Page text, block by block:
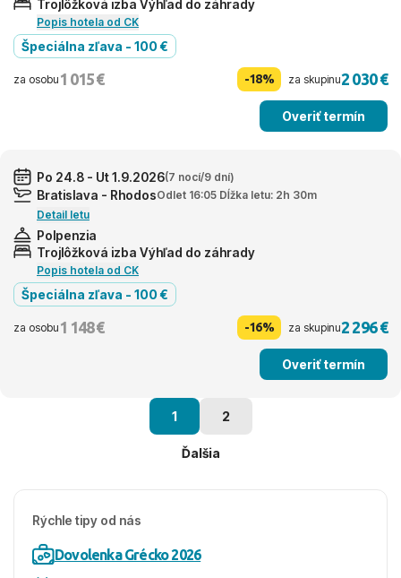
Trojlôžková izba Výhľad do záhrady
Popis hotela od CK
Špeciálna zľava - 100 €
za osobu 1 015 € -18% za skupinu2 030 €
Overiť termín
Po 24.8 - Ut 1.9.2026(7 nocí/9 dní)
Bratislava - RhodosOdlet 16:05 Dĺžka letu: 2h 30m
Detail letu
Polpenzia
Trojlôžková izba Výhľad do záhrady
Popis hotela od CK
Špeciálna zľava - 100 €
za osobu 1 148 € -16% za skupinu2 296 €
Overiť termín
1 2
Ďalšia
Rýchle tipy od nás
Dovolenka Grécko 2026